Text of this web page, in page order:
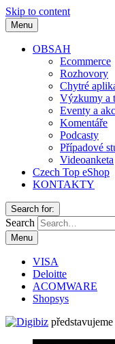
Skip to content
Menu
OBSAH
Ecommerce
Rozhovory
Chytré
Výzkumy a
Eventy a
Komentáře
Podcasty
Případové
Videoanketa
Czech Top eShop
KONTAKTY
Search for:
Search
Menu
VISA
Deloitte
ACOMWARE
Shopsys